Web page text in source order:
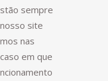
sempre
site
nas
em que